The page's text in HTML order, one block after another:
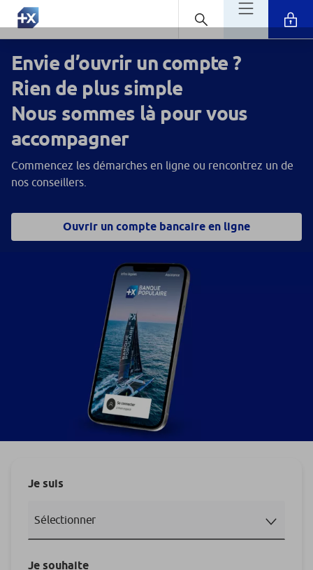
Envie d’ouvrir un compte ?
Rien de plus simple
Nous sommes là pour vous
accompagner
Commencez les démarches en ligne ou rencontrez un de
nos conseillers.
Ouvrir un compte bancaire en ligne
Je suis
Je souhaite